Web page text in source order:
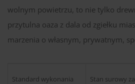
wolnym powietrzu, to nie tylko
przytulna oaza z dala od zgiełku
marzenia o własnym, prywatnym,
Standard wykonania Stan surowy